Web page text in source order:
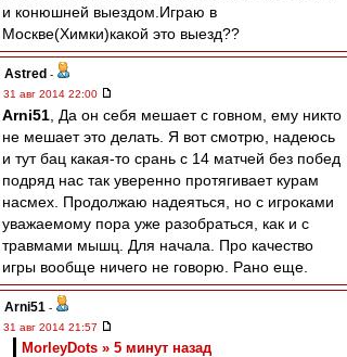
и конюшней выездом.Играю в
Москве(Химки)какой это выезд??
Astred -
31 авг 2014 22:00
Arni51 , Да он себя мешает с говном, ему никто
не мешает это делать. Я вот смотрю, надеюсь
и тут бац какая-то срань с 14 матчей без побед
подряд нас так уверенно протягивает курам
насмех. Продолжаю надеяться, но с игроками
уважаемому пора уже разобраться, как и с
травмами мышц. Для начала. Про качество
игры вообще ничего не говорю. Рано еще.
Arni51 -
31 авг 2014 21:57
MorleyDots » 5 минут назад